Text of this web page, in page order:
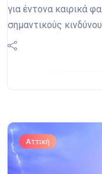
για έντονα καιρικά
σημαντικούς
Αττική